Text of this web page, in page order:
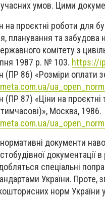
умов. Цими
на проєктні роботи для
планування та
комітету з
1987 р. № 103. https://
(ПР 86) «Розміри оплати
(ПР 87) «Ціни на
Москва, 1986.
документи
документації
спеціальні
України. Проте,
норм України